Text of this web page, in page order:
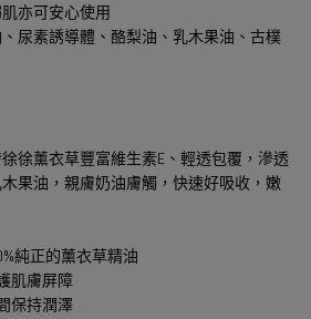
亦可安心使用
尿素誘導體、酪梨油、乳木果油、古樸
徐薰衣草豐富維生素E、輕透包覆，滲透
果油，親膚奶油膚觸，快速好吸收，嫩
純正的薰衣草精油
肌膚屏障
保持潤澤